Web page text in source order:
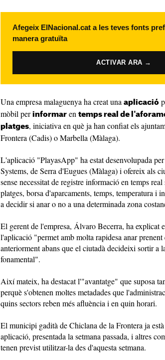
Afegeix ElNacional.cat a les teves fonts
manera gratuïta
ACTIVAR ARA →
Una empresa malaguenya ha creat una aplicació
mòbil per informar en temps real de
platges, iniciativa en què ja han confiat els
Frontera (Cadis) o Marbella (Màlaga).
L'aplicació "PlayasApp" ha estat desenvolupada
Systems, de Serra d'Eugues (Màlaga) i ofereix als
sense necessitat de registre informació en temps
platges, borsa d'aparcaments, temps, temperatura i
a decidir si anar o no a una determinada zona
El gerent de l'empresa, Álvaro Becerra, ha explicat
l'aplicació "permet amb molta rapidesa anar
anteriorment abans que el ciutadà decideixi sortir a
fonamental".
Així mateix, ha destacat l'"avantatge" que suposa
perquè s'obtenen moltes metadades que
quins sectors reben més afluència i en quin horari.
El municipi gadità de Chiclana de la Frontera ja
aplicació, presentada la setmana passada, i altres
tenen previst utilitzar-la des d'aquesta setmana.